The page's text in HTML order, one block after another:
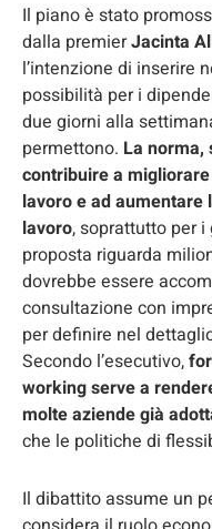
Il piano è stato
dalla premierJacinta
l’intenzione di inserire
possibilità per i
due giorni alla
permettono. La norma,
contribuire a
lavoro e ad
lavoro, soprattutto per
proposta riguarda
dovrebbe essere
consultazione con
per definire nel
Secondo l’esecutivo,
working serve a
molte aziende già
che le politiche di
Il dibattito assume un